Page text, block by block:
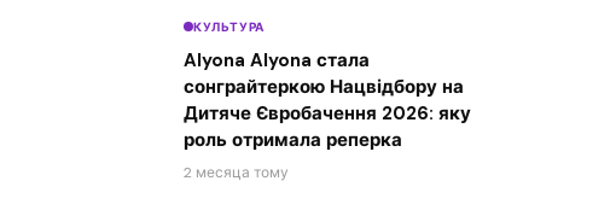
КУЛЬТУРА
Alyona Alyona стала
сонграйтеркою Нацвідбору на
Дитяче Євробачення 2026: яку
роль отримала реперка
2 месяца тому